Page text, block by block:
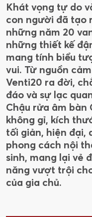
Khát vọng tự do
con người đã tạo
những năm 20
những thiết kế
mang tính biểu
vui. Từ nguồn
Venti20 ra đời,
đáo và sự lạc
Chậu rửa âm bàn
không gỉ, kích
tối giản, hiện đại,
phong cách nội
sinh, mang lại vẻ
năng vượt trội
của gia chủ.